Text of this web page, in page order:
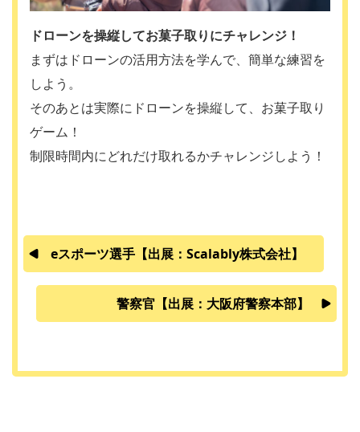
ドローンを操縦してお菓子取りにチャレンジ！
まずはドローンの活用方法を学んで、簡単な練習を
しよう。
そのあとは実際にドローンを操縦して、お菓子取り
ゲーム！
制限時間内にどれだけ取れるかチャレンジしよう！
eスポーツ選手【出展：Scalably株式会社】
警察官【出展：大阪府警察本部】